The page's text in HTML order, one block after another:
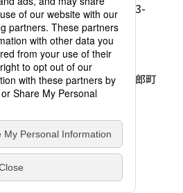
凡人社の本を見る
凡人社が出版した本を見る
東京都千代田区平河町1-3-
セス］
8673／FAX：03-3263-
大阪府大阪市中央区久太郎町
ング 1階［
2684／FAX：03-6733-
All Rights Reserved.